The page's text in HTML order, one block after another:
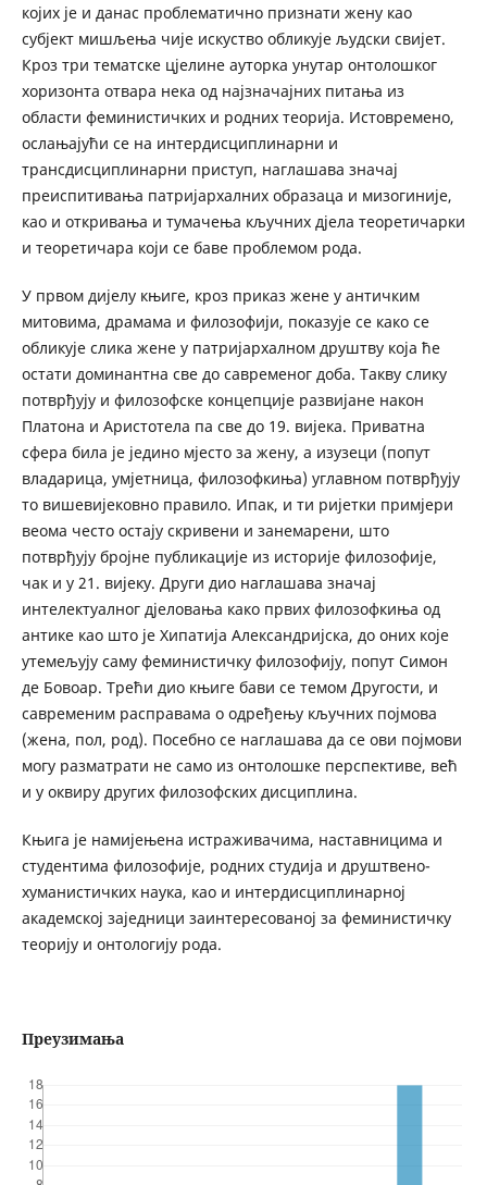
којих је и данас проблематично признати жену као
субјект мишљења чије искуство обликује људски свијет.
Кроз три тематске цјелине ауторка унутар онтолошког
хоризонта отвара нека од најзначајних питања из
области феминистичких и родних теорија. Истовремено,
ослањајући се на интердисциплинарни и
трансдисциплинарни приступ, наглашава значај
преиспитивања патријархалних образаца и мизогиније,
као и откривања и тумачења кључних дјела теоретичарки
и теоретичара који се баве проблемом рода.
У првом дијелу књиге, кроз приказ жене у античким
митовима, драмама и филозофији, показује се како се
обликује слика жене у патријархалном друштву која ће
остати доминантна све до савременог доба. Такву слику
потврђују и филозофске концепције развијане након
Платона и Аристотела па све до 19. вијека. Приватна
сфера била је једино мјесто за жену, а изузеци (попут
владарица, умјетница, филозофкиња) углавном потврђују
то вишевијековно правило. Ипак, и ти ријетки примјери
веома често остају скривени и занемарени, што
потврђују бројне публикације из историје филозофије,
чак и у 21. вијеку. Други дио наглашава значај
интелектуалног дјеловања како првих филозофкиња од
антике као што је Хипатија Александријска, до оних које
утемељују саму феминистичку филозофију, попут Симон
де Бовоар. Трећи дио књиге бави се темом Другости, и
савременим расправама о одређењу кључних појмова
(жена, пол, род). Посебно се наглашава да се ови појмови
могу разматрати не само из онтолошке перспективе, већ
и у оквиру других филозофских дисциплина.
Књига је намијењена истраживачима, наставницима и
студентима филозофије, родних студија и друштвено-
хуманистичких наука, као и интердисциплинарној
академској заједници заинтересованој за феминистичку
теорију и онтологију рода.
Преузимања